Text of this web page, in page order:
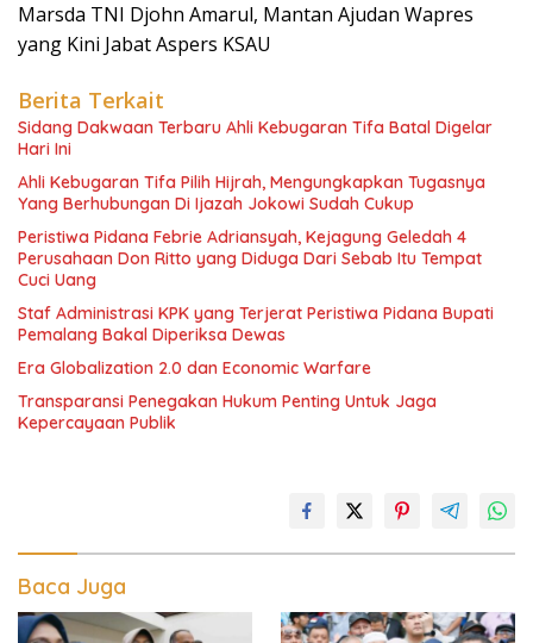
Marsda TNI Djohn Amarul, Mantan Ajudan Wapres
yang Kini Jabat Aspers KSAU
Berita Terkait
Sidang Dakwaan Terbaru Ahli Kebugaran Tifa Batal Digelar
Hari Ini
Ahli Kebugaran Tifa Pilih Hijrah, Mengungkapkan Tugasnya
Yang Berhubungan Di Ijazah Jokowi Sudah Cukup
Peristiwa Pidana Febrie Adriansyah, Kejagung Geledah 4
Perusahaan Don Ritto yang Diduga Dari Sebab Itu Tempat
Cuci Uang
Staf Administrasi KPK yang Terjerat Peristiwa Pidana Bupati
Pemalang Bakal Diperiksa Dewas
Era Globalization 2.0 dan Economic Warfare
Transparansi Penegakan Hukum Penting Untuk Jaga
Kepercayaan Publik
Baca Juga